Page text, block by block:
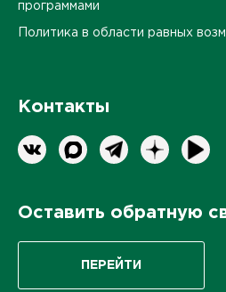
программами
Политика в области равных
Контакты
Оставить обратную
ПЕРЕЙТИ